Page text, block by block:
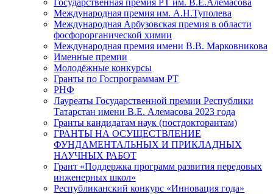
Международная премия им. А.Н.Туполева
Международная Арбузовская премия в области
фосфорорганической химии
Международная премия имени В.В. Марковникова
Именные премии
Молодёжные конкурсы
Гранты по Госпрограммам РТ
РНФ
Лауреаты Государственной премии Республики
Татарстан имени В.Е. Алемасова 2023 года
Гранты кандидатам наук (постдокторантам)
ГРАНТЫ НА ОСУЩЕСТВЛЕНИЕ
ФУНДАМЕНТАЛЬНЫХ И ПРИКЛАДНЫХ
НАУЧНЫХ РАБОТ
Грант «Поддержка программ развития передовых
инженерных школ»
Республиканский конкурс «Инновация года»